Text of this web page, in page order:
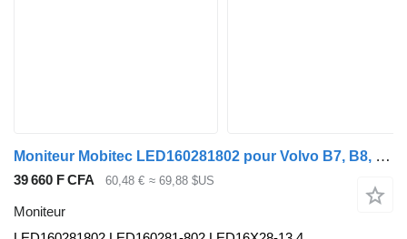
Moniteur Mobitec LED160281802 pour Volvo B7, B8, B9, B12 bus (2005-)
39 660 F CFA 60,48 € ≈ 69,88 $US
Moniteur